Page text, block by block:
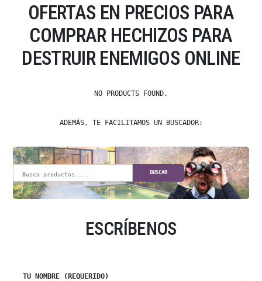
OFERTAS EN PRECIOS PARA
COMPRAR HECHIZOS PARA
DESTRUIR ENEMIGOS ONLINE
NO PRODUCTS FOUND.
ADEMÁS, TE FACILITAMOS UN BUSCADOR:
BUSCAR
ESCRÍBENOS
TU NOMBRE (REQUERIDO)